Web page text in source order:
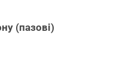
(пазові)